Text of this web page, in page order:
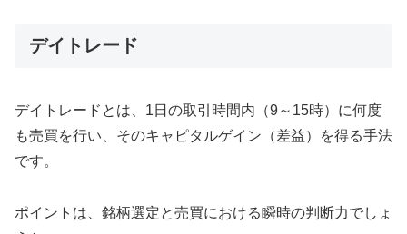
デイトレード
デイトレードとは、1日の取引時間内（9～15時）に何度
も売買を行い、そのキャピタルゲイン（差益）を得る手法
です。
ポイントは、銘柄選定と売買における瞬時の判断力でしょ